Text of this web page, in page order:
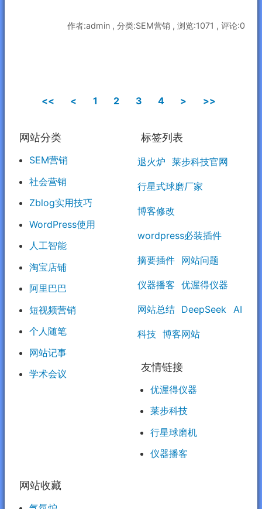
作者:admin , 分类:SEM营销 , 浏览:1071 , 评论:0
<< < 1 2 3 4 > >>
网站分类
SEM营销
社会营销
Zblog实用技巧
WordPress使用
人工智能
淘宝店铺
阿里巴巴
短视频营销
个人随笔
网站记事
学术会议
标签列表
退火炉 莱步科技官网
行星式球磨厂家
博客修改
wordpress必装插件
摘要插件 网站问题
仪器播客 优渥得仪器
网站总结 DeepSeek AI
科技 博客网站
友情链接
优渥得仪器
莱步科技
行星球磨机
仪器播客
网站收藏